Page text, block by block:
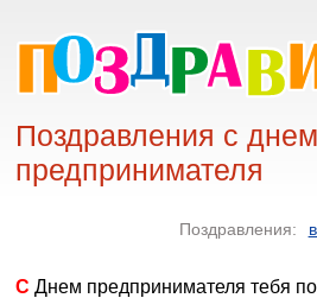
Поздравления с днем
предпринимателя
Поздравления:
С Днем предпринимателя тебя